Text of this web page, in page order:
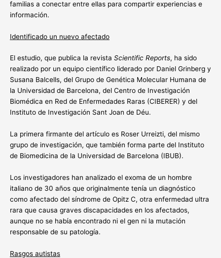
familias a conectar entre ellas para compartir experiencias e
información.
Identificado un nuevo afectado
El estudio, que publica la revista Scientific Reports, ha sido
realizado por un equipo científico liderado por Daniel Grinberg y
Susana Balcells, del Grupo de Genética Molecular Humana de
la Universidad de Barcelona, del Centro de Investigación
Biomédica en Red de Enfermedades Raras (CIBERER) y del
Instituto de Investigación Sant Joan de Déu.
La primera firmante del artículo es Roser Urreizti, del mismo
grupo de investigación, que también forma parte del Instituto
de Biomedicina de la Universidad de Barcelona (IBUB).
Los investigadores han analizado el exoma de un hombre
italiano de 30 años que originalmente tenía un diagnóstico
como afectado del síndrome de Opitz C, otra enfermedad ultra
rara que causa graves discapacidades en los afectados,
aunque no se había encontrado ni el gen ni la mutación
responsable de su patología.
Rasgos autistas